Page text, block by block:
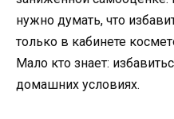
нужно думать, что
только в кабинете
Мало кто знает:
домашних условиях.